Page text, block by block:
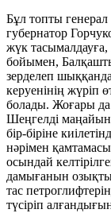
Бұл топты генерал
губернатор
жүк тасымалдауға,
бойымен,
зерделеп
керуенінің жүріп
болады. Жоғары
Шеңгелді
бір-біріне
нәрімен
осындай
дамығанын
тас
түсіріп